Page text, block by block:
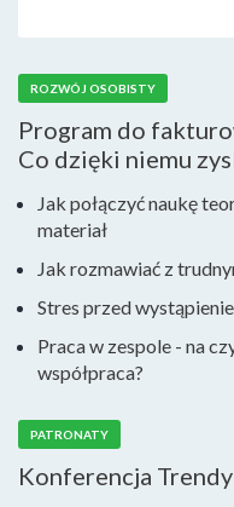
ROZWÓJ OSOBISTY
Program do
Co dzięki niemu
Jak połączyć naukę
materiał
Jak rozmawiać z
Stres przed
Praca w zespole - na
współpraca?
PATRONATY
Konferencja